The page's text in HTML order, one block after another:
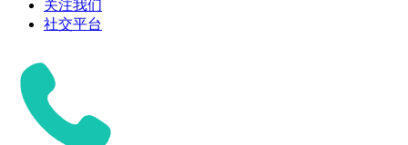
关注我们
社交平台